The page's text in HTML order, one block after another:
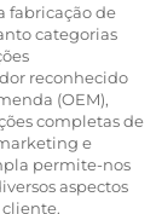
fabricação de
categorias
reconhecido
(OEM),
completas de
e
permite-nos
aspectos